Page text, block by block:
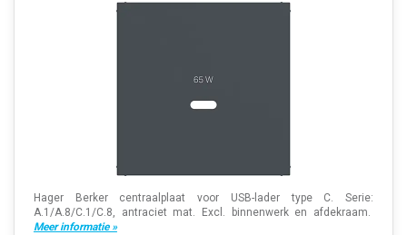
Hager Berker centraalplaat voor USB-lader type C. Serie:
A.1/A.8/C.1/C.8, antraciet mat. Excl. binnenwerk en afdekraam.
Meer informatie »